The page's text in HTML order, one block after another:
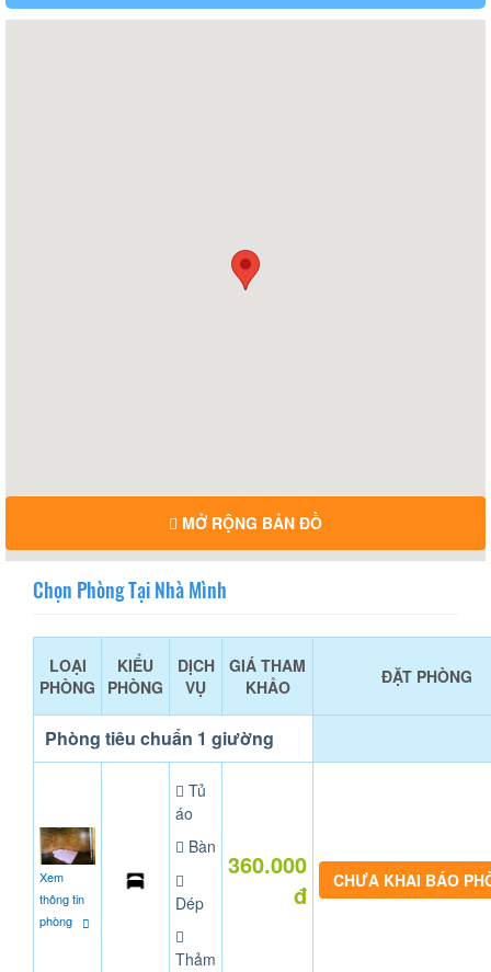
MỞ RỘNG BẢN ĐỒ
Chọn Phòng Tại Nhà Mình
LOẠI
PHÒNG
KIỂU
PHÒNG
DỊCH
VỤ
GIÁ THAM
KHẢO
ĐẶT PHÒNG
Phòng tiêu chuẩn 1 giường
Xem
thông tin
phòng
Tủ
áo
Bàn
Dép
Thảm
360.000
đ
CHƯA KHAI BÁO